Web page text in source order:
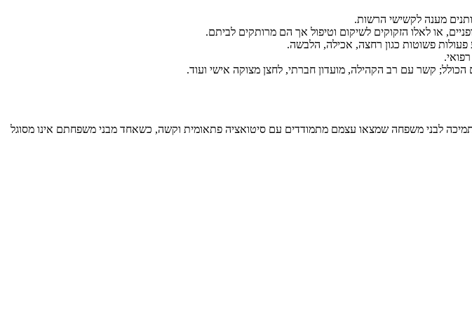
מענה לקשישי הרשות.
או לאלו הזקוקים לשיקום וטיפול אך הם מרותקים לביתם.
פשוטות כגון רחצה, אכילה, הלבשה.
קשר עם רב הקהילה, מועדון חברתי, לחצן מצוקה אישי ועוד.
לבני משפחה שמצאו עצמם מתמודדים עם סיטואציה פתאומית וקשה, כשאחד מבני משפחתם אינו מסוגל